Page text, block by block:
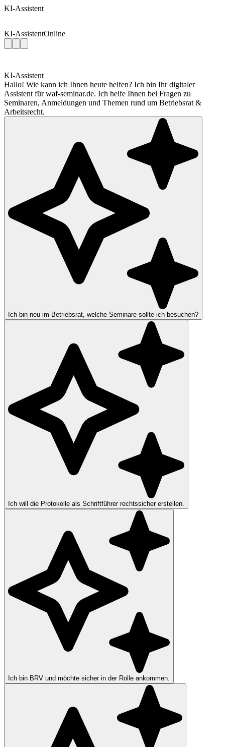
KI-Assistent
KI-AssistentOnline
KI-Assistent
Hallo! Wie kann ich Ihnen heute helfen? Ich bin Ihr digitaler
Assistent für waf-seminar.de. Ich helfe Ihnen bei Fragen zu
Seminaren, Anmeldungen und Themen rund um Betriebsrat &
Arbeitsrecht.
Ich bin neu im Betriebsrat, welche Seminare sollte ich besuchen?
Ich will die Protokolle als Schriftführer rechtssicher erstellen.
Ich bin BRV und möchte sicher in der Rolle ankommen.